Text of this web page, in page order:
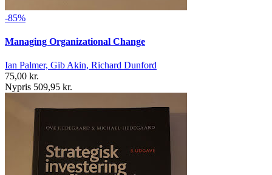
-85%
Managing Organizational Change
Ian Palmer, Gib Akin, Richard Dunford
75,00 kr.
Nypris 509,95 kr.